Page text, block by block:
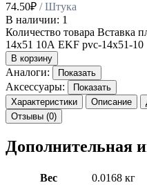
74.50₽ / Штука
В наличии: 1
Количество товара Вставка
14х51 10А EKF pvc-14x51-10
В корзину
Аналоги: Показать
Аксессуары:
Показать
Характеристики
Описание
Отзывы (0)
Дополнительная
Вес
0.0168 кг